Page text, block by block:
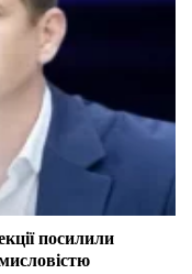
посилили